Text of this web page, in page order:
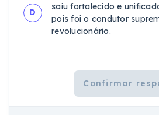
D
saiu fortalecido e
pois foi o condutor
revolucionário.
Confirmar